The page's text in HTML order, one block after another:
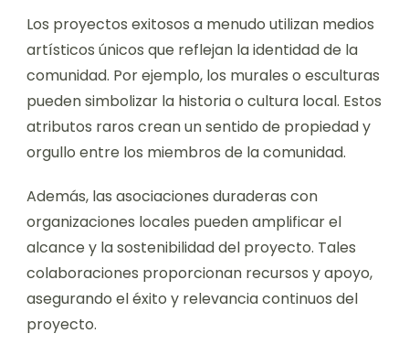
Los proyectos exitosos a menudo utilizan medios
artísticos únicos que reflejan la identidad de la
comunidad. Por ejemplo, los murales o esculturas
pueden simbolizar la historia o cultura local. Estos
atributos raros crean un sentido de propiedad y
orgullo entre los miembros de la comunidad.
Además, las asociaciones duraderas con
organizaciones locales pueden amplificar el
alcance y la sostenibilidad del proyecto. Tales
colaboraciones proporcionan recursos y apoyo,
asegurando el éxito y relevancia continuos del
proyecto.